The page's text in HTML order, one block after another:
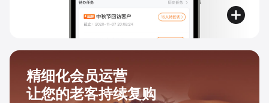
精细化会员运营
让您的老客持续复购